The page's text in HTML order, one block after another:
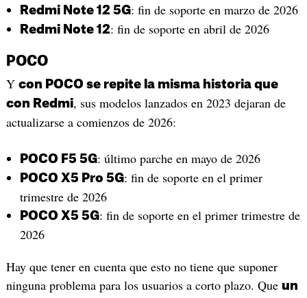
Redmi Note 12 5G: fin de soporte en marzo de 2026
Redmi Note 12: fin de soporte en abril de 2026
POCO
Y con POCO se repite la misma historia que
con Redmi, sus modelos lanzados en 2023 dejaran de
actualizarse a comienzos de 2026:
POCO F5 5G: último parche en mayo de 2026
POCO X5 Pro 5G: fin de soporte en el primer
trimestre de 2026
POCO X5 5G: fin de soporte en el primer trimestre de
2026
Hay que tener en cuenta que esto no tiene que suponer
ninguna problema para los usuarios a corto plazo. Que un